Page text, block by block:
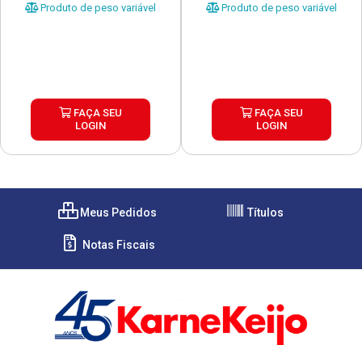
Produto de peso variável
FAÇA SEU
LOGIN
Produto de peso variável
FAÇA SEU
LOGIN
Meus Pedidos Títulos
Notas Fiscais